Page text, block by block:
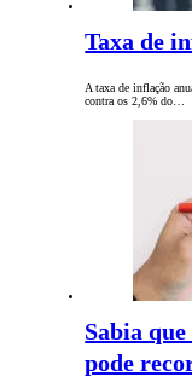
Taxa de
A taxa de inflação
contra os 2,6% do…
Sabia
pode